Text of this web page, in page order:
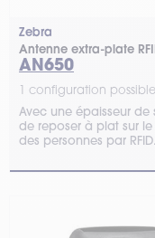
Zebra
Antenne extra-plate
AN650
1 configuration
Avec une épaisseur
de reposer à plat sur
des personnes par RFID.